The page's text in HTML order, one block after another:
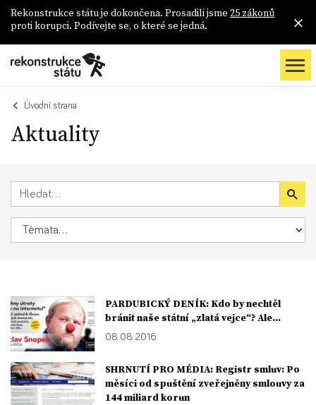
Rekonstrukce státu je dokončena. Prosadili jsme 25 zákonů
proti korupci. Podívejte se, o které se jedná.
Úvodní strana
Aktuality
PARDUBICKÝ DENÍK: Kdo by nechtěl
bránit naše státní „zlatá vejce“? Ale...
08. 08. 2016
SHRNUTÍ PRO MÉDIA: Registr smluv: Po
měsíci od spuštění zveřejněny smlouvy za
144 miliard korun